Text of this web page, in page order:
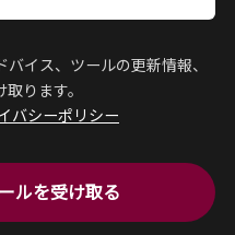
イス、ツールの更新情報、
ります。
バシーポリシー
ルを受け取る